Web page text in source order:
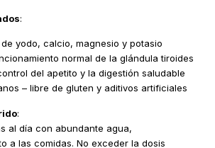
:
yodo, calcio, magnesio y potasio
normal de la glándula tiroides
del apetito y la digestión saludable
– libre de gluten y aditivos artificiales
:
al día con abundante agua,
a las comidas. No exceder la dosis